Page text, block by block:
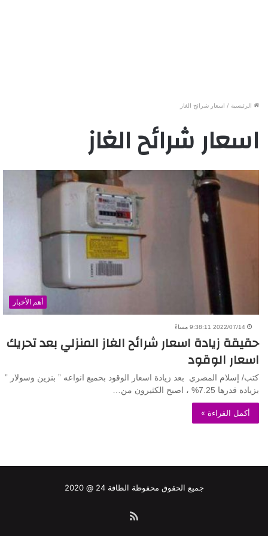
الرئيسية / اسعار شرائح الغاز
اسعار شرائح الغاز
أهم الأخبار
2022/07/14 9:38:11 مساءً
حقيقة زيادة اسعار شرائح الغاز المنزلي بعد تحريك
اسعار الوقود
كتب/ إسلام المصري بعد زيادة اسعار الوقود بحميع انواعه ” بنزين وسولار ”
بزيادة قدرها 7.25% ، اصبح الكثيرون من…
أكمل القراءة »
جميع الحقوق محفوظة الطاقة 24 @ 2020
ملخص